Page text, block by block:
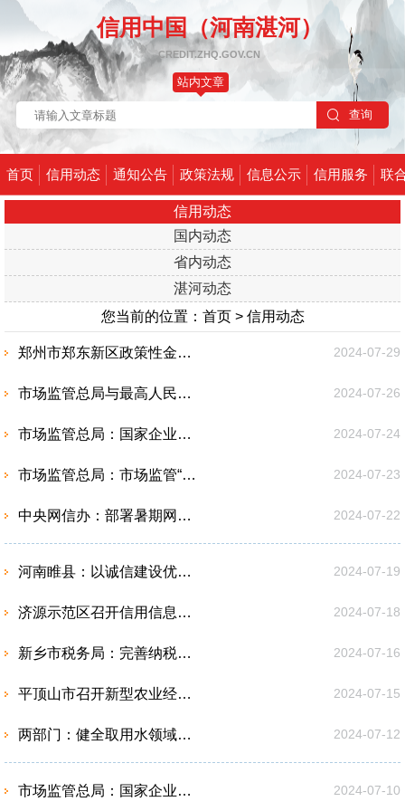
信用中国（河南湛河）
CREDIT.ZHQ.GOV.CN
站内文章
首页 信用动态 通知公告 政策法规 信息公示 信用服务 联
信用动态
国内动态
省内动态
湛河动态
您当前的位置： 首页> 信用动态
郑州市郑东新区政策性金融宣讲暨银企对接活动举行 2024-07-29
市场监管总局与最高人民法院持续优化数据共享合作机制 打击失信行为 2024-07-26
市场监管总局：国家企业信用信息公示系统完成升级改造 2024-07-24
市场监管总局：市场监管“五项行动”查处违法案件逾3.2万起 2024-07-23
中央网信办：部署暑期网络环境整治专项行动 2024-07-22
河南睢县：以诚信建设优化政务服务环境 2024-07-19
济源示范区召开信用信息归集工作推进暨培训会 助力营商环境优化 2024-07-18
新乡市税务局：完善纳税信用评价体系，以信换贷化解企业融资难题 2024-07-16
平顶山市召开新型农业经营主体等5类信用信息归集工作推进会 2024-07-15
两部门：健全取用水领域信用监管相关制度 2024-07-12
市场监管总局：国家企业信用信息公示系统上线新功能 2024-07-10